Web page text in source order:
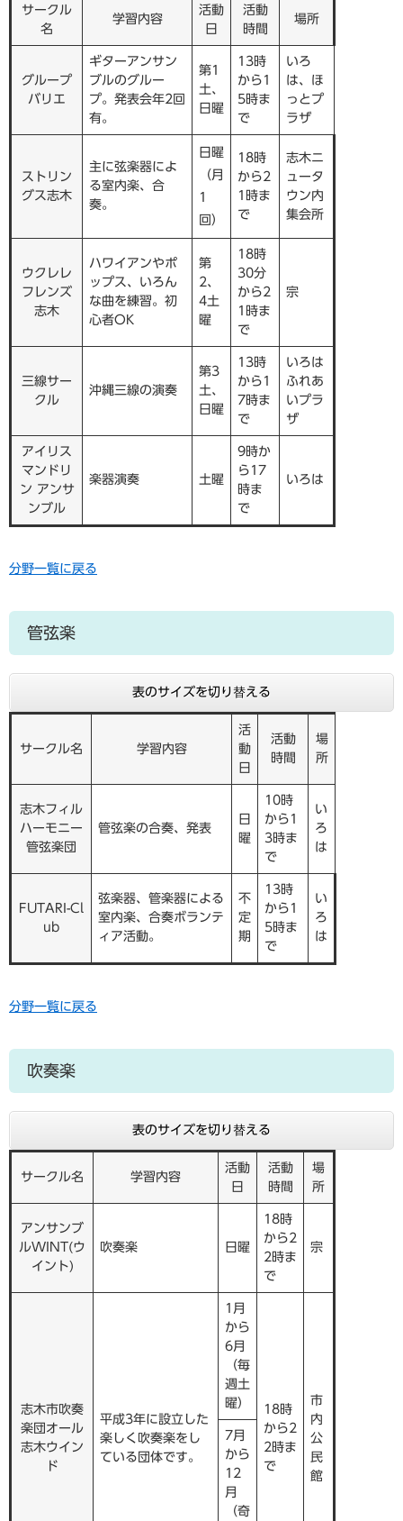
サークル
名
学習内容
活動
日
活動
時間
場所
グループ
バリエ
ギターアンサン
ブルのグルー
プ。発表会年2回
有。
第1
土、
日曜
13時
から1
5時ま
で
いろ
は、ほ
っとプ
ラザ
ストリン
グス志木
主に弦楽器によ
る室内楽、合
奏。
日曜
（月
1
回）
18時
から2
1時ま
で
志木ニ
ュータ
ウン内
集会所
ウクレレ
フレンズ
志木
ハワイアンやポ
ップス、いろん
な曲を練習。初
心者OK
第
2、
4土
曜
18時
30分
から2
1時ま
で
宗
三線サー
クル
沖縄三線の演奏
第3
土、
日曜
13時
から1
7時ま
で
いろは
ふれあ
いプラ
ザ
アイリス
マンドリ
ン アンサ
ンブル
楽器演奏 土曜
9時か
ら17
時ま
で
いろは
分野一覧に戻る
管弦楽
表のサイズを切り替える
サークル名 学習内容
活
動
日
活動
時間
場
所
志木フィル
ハーモニー
管弦楽団
管弦楽の合奏、発表
日
曜
10時
から1
3時ま
で
い
ろ
は
FUTARI-Cl
ub
弦楽器、管楽器による
室内楽、合奏ボランテ
ィア活動。
不
定
期
13時
から1
5時ま
で
い
ろ
は
分野一覧に戻る
吹奏楽
表のサイズを切り替える
サークル名 学習内容
活動
日
活動
時間
場
所
アンサンブ
ルWINT(ウ
イント)
吹奏楽 日曜
18時
から2
2時ま
で
宗
志木市吹奏
楽団オール
志木ウイン
ド
平成3年に設立した
楽しく吹奏楽をし
ている団体です。
1月
から
6月
（毎
週土
曜）
18時
から2
2時ま
で
市
内
公
民
館
7月
から
12
月
（奇